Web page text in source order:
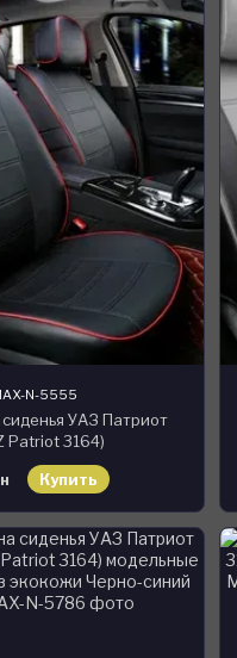
N-5555
УАЗ Патриот
Patriot 3164)
MAX-N из экокожи
Купить